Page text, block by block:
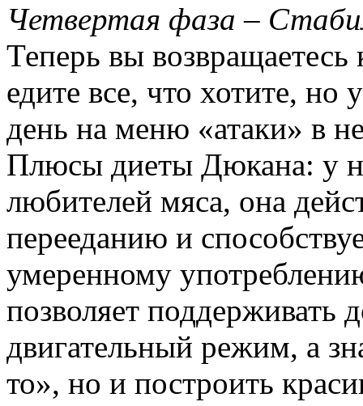
Четвертая фаза –
Теперь вы
едите все, что хотите, но
день на меню «атаки» в
Плюсы диеты Дюкана: у
любителей мяса, она
перееданию и
умеренному
позволяет поддерживать
двигательный режим, а
то», но и построить